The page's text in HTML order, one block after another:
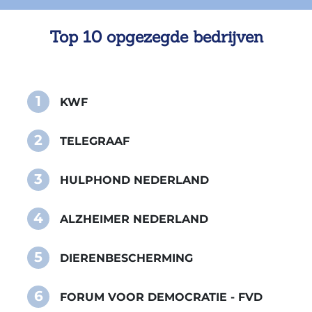
Top 10 opgezegde bedrijven
1 KWF
2 TELEGRAAF
3 HULPHOND NEDERLAND
4 ALZHEIMER NEDERLAND
5 DIERENBESCHERMING
6 FORUM VOOR DEMOCRATIE - FVD